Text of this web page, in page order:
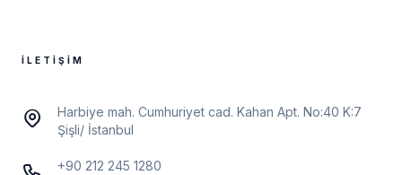
İLETIŞIM
Harbiye mah. Cumhuriyet cad. Kahan Apt. No:40 K:7
Şişli/ İstanbul
+90 212 245 1280